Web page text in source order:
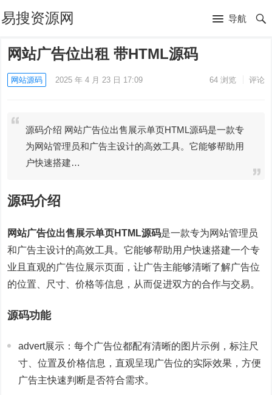
易搜资源网 导航
网站广告位出租 带HTML源码
网站源码 2025 年 4 月 23 日 17:09 64浏览 评论
源码介绍 网站广告位出售展示单页HTML源码是一款专
为网站管理员和广告主设计的高效工具。它能够帮助用
户快速搭建…
源码介绍
网站广告位出售展示单页HTML源码是一款专为网站管理员
和广告主设计的高效工具。它能够帮助用户快速搭建一个专
业且直观的广告位展示页面，让广告主能够清晰了解广告位
的位置、尺寸、价格等信息，从而促进双方的合作与交易。
源码功能
advert展示：每个广告位都配有清晰的图片示例，标注尺
寸、位置及价格信息，直观呈现广告位的实际效果，方便
广告主快速判断是否符合需求。